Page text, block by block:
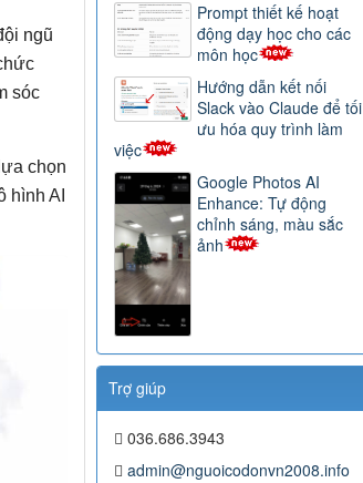
ngũ
sóc
chọn
hình AI
Prompt thiết kế hoạt
động dạy học cho các
môn học
Hướng dẫn kết nối
Slack vào Claude để tối
ưu hóa quy trình làm
việc
Google Photos AI
Enhance: Tự động
chỉnh sáng, màu sắc
ảnh
Trợ giúp
036.686.3943
admin@nguoicodonvn2008.info